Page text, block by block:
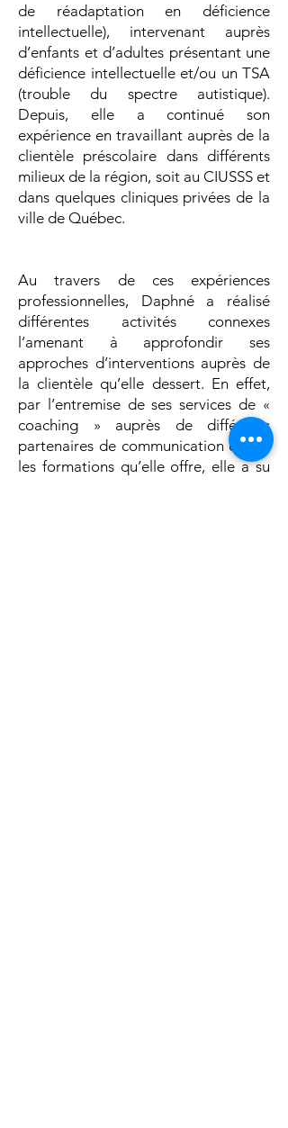
de réadaptation en déficience
intellectuelle), intervenant auprès
d’enfants et d’adultes présentant une
déficience intellectuelle et/ou un TSA
(trouble du spectre autistique).
Depuis, elle a continué son
expérience en travaillant auprès de la
clientèle préscolaire dans différents
milieux de la région, soit au CIUSSS et
dans quelques cliniques privées de la
ville de Québec.
Au travers de ces expériences
professionnelles, Daphné a réalisé
différentes activités connexes
l’amenant à approfondir ses
approches d’interventions auprès de
la clientèle qu’elle dessert. En effet,
par l’entremise de ses services de «
coaching » auprès de différents
partenaires de communication et par
les formations qu’elle offre, elle a su